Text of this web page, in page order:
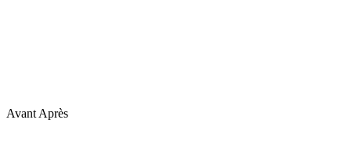
Avant Après